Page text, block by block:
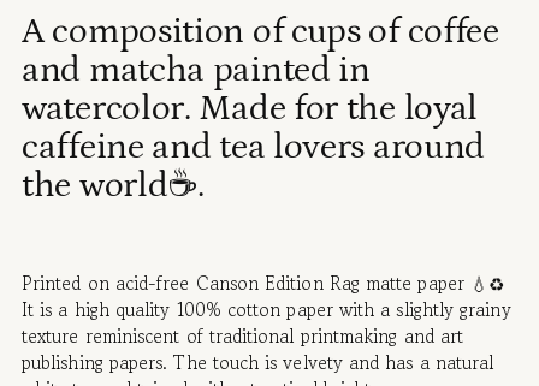
Adding
product
to
cart
A composition of cups of coffee
and matcha painted in
watercolor. Made for the loyal
caffeine and tea lovers around
the world☕.
Printed on acid-free Canson Edition Rag matte paper 💧♻️
It is a high quality 100% cotton paper with a slightly grainy
texture reminiscent of traditional printmaking and art
publishing papers. The touch is velvety and has a natural